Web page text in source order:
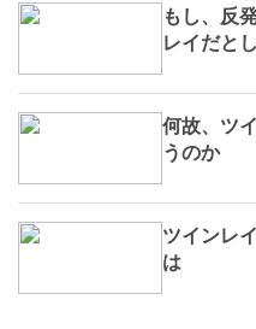
もし、反
レイだと
何故、ツ
うのか
ツインレ
は